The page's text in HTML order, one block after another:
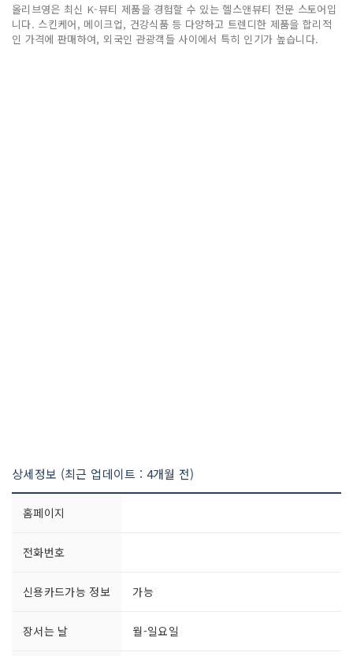
올리브영은 최신 K-뷰티 제품을 경험할 수 있는 헬스앤뷰티 전문 스토어입
니다. 스킨케어, 메이크업, 건강식품 등 다양하고 트렌디한 제품을 합리적
인 가격에 판매하여, 외국인 관광객들 사이에서 특히 인기가 높습니다.
상세정보 (최근 업데이트 : 4개월 전)
홈페이지
전화번호
신용카드가능 정보 가능
장서는 날 월-일요일